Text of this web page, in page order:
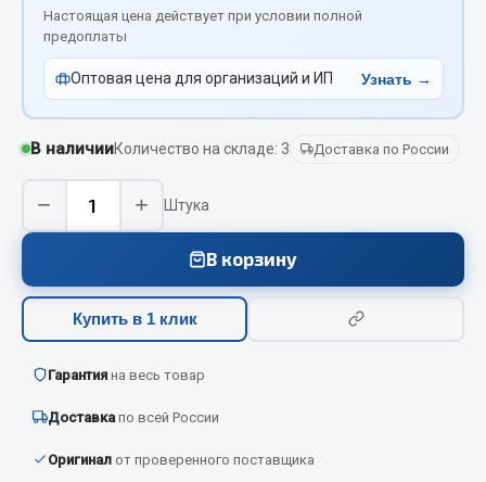
Вымпела
Показать ещё
Весь раздел
Охладжающие жидкости
Технические жидкости
Весь раздел
Болты
Настоящая цена действует при условии полной
предоплаты
Оптовая цена для организаций и ИП Узнать →
В наличииКоличество на складе: 3 Доставка по России
− + Штука
В корзину
Купить в 1 клик
Гарантия на весь товар
Доставка по всей России
Оригинал от проверенного поставщика